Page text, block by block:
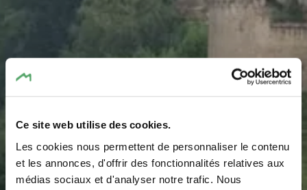
Ce site web utilise des cookies.
Les cookies nous permettent de personnaliser le contenu
et les annonces, d'offrir des fonctionnalités relatives aux
médias sociaux et d'analyser notre trafic. Nous
Bus Parking Geerwerei